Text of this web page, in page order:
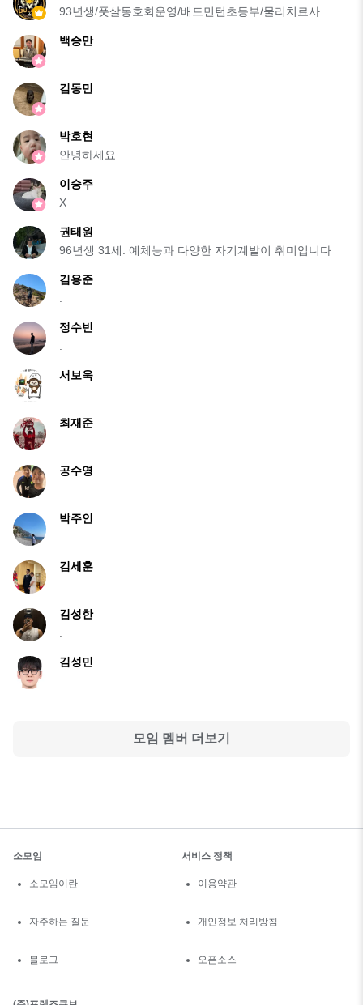
93년생/풋살동호회운영/배드민턴초등부/물리치료사
백승만
김동민
박호현
안녕하세요
이승주
X
권태원
96년생 31세. 예체능과 다양한 자기계발이 취미입니다
김용준
정수빈
서보욱
최재준
공수영
박주인
김세훈
김성한
김성민
모임 멤버 더보기
소모임
소모임이란
자주하는 질문
블로그
서비스 정책
이용약관
개인정보 처리방침
오픈소스